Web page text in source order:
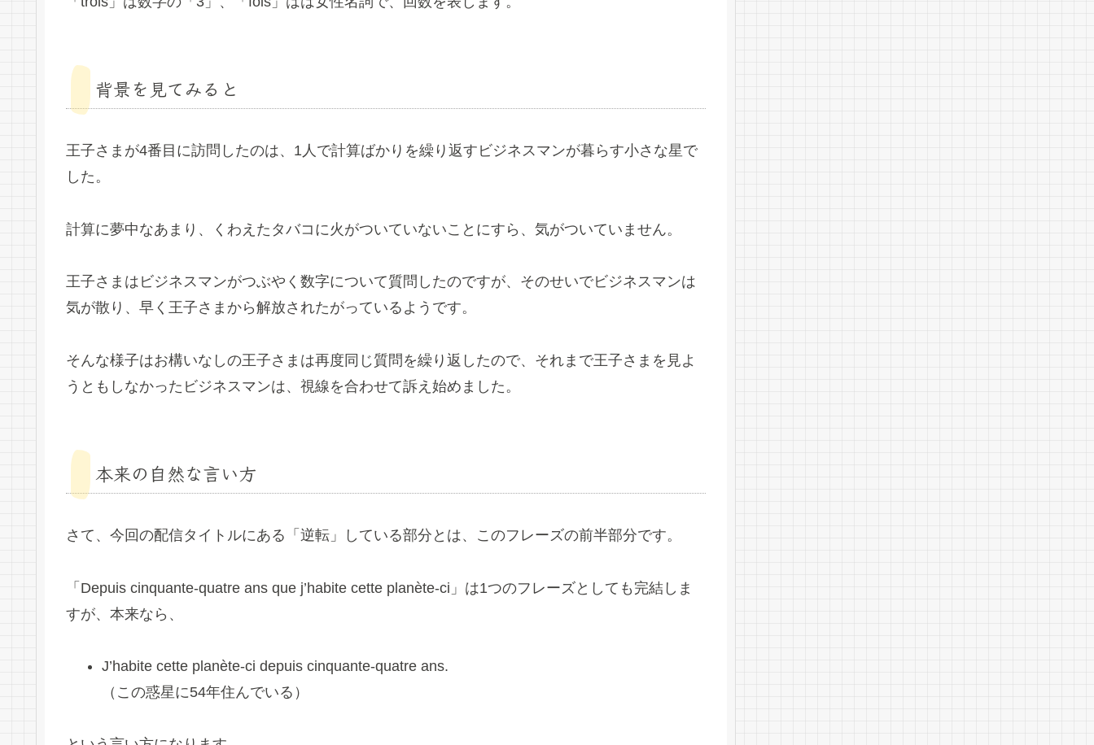
背景を見てみると
王子さまが4番目に訪問したのは、1人で計算ばかりを繰り返すビジネスマンが暮らす小さな星で
した。
計算に夢中なあまり、くわえたタバコに火がついていないことにすら、気がついていません。
王子さまはビジネスマンがつぶやく数字について質問したのですが、そのせいでビジネスマンは
気が散り、早く王子さまから解放されたがっているようです。
そんな様子はお構いなしの王子さまは再度同じ質問を繰り返したので、それまで王子さまを見よ
うともしなかったビジネスマンは、視線を合わせて訴え始めました。
本来の自然な言い方
さて、今回の配信タイトルにある「逆転」している部分とは、このフレーズの前半部分です。
「Depuis cinquante-quatre ans que j’habite cette planète-ci」は1つのフレーズとしても完結しま
すが、本来なら、
J’habite cette planète-ci depuis cinquante-quatre ans.
（この惑星に54年住んでいる）